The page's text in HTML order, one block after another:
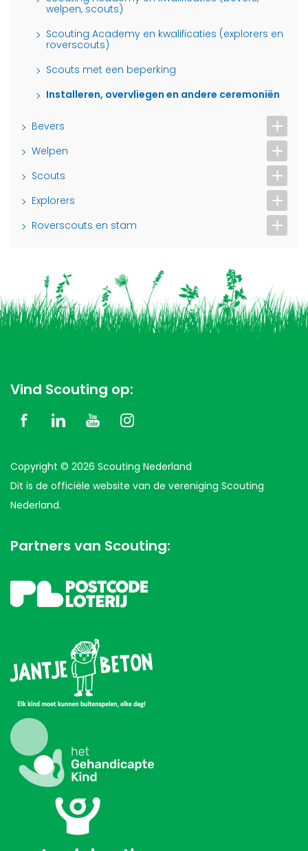
welpen, scouts)
Scouting Academy en kwalificaties (explorers en
roverscouts)
Scouts met een beperking
Installeren, overvliegen en andere ceremoniën
Bevers
Welpen
Scouts
Explorers
Roverscouts en stam
Vind Scouting op:
Copyright © 2026 Scouting Nederland
Dit is de officiële website van de vereniging Scouting
Nederland.
Partners van Scouting: